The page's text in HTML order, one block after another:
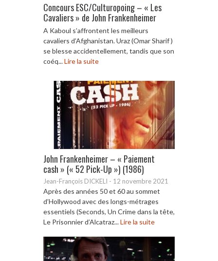
Concours ESC/Culturopoing – « Les
Cavaliers » de John Frankenheimer
A Kaboul s’affrontent les meilleurs
cavaliers d’Afghanistan. Uraz (Omar Sharif )
se blesse accidentellement, tandis que son
coéq...Lire la suite
John Frankenheimer – « Paiement
cash » (« 52 Pick-Up ») (1986)
Jean-François DICKELI - 12 novembre 2021
Après des années 50 et 60 au sommet
d’Hollywood avec des longs-métrages
essentiels (Seconds, Un Crime dans la tête,
Le Prisonnier d’Alcatraz...Lire la suite